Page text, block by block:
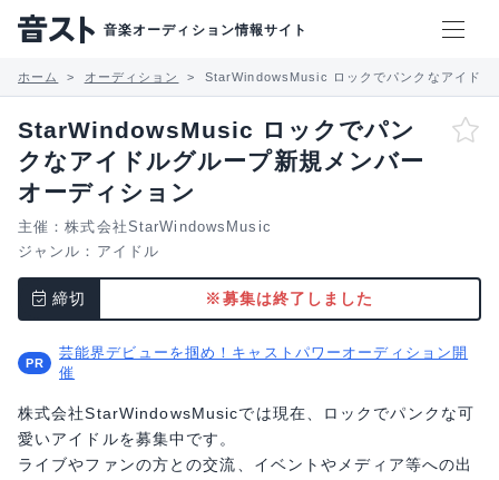
音楽オーディション情報サイト
ホーム オーディション StarWindowsMusic ロックでパンクなアイドル
StarWindowsMusic ロックでパン
クなアイドルグループ新規メンバー
オーディション
主催：株式会社StarWindowsMusic
ジャンル： アイドル
締切 ※募集は終了しました
芸能界デビューを掴め！キャストパワーオーディション開
催
株式会社StarWindowsMusicでは現在、ロックでパンクな可
愛いアイドルを募集中です。
ライブやファンの方との交流、イベントやメディア等への出